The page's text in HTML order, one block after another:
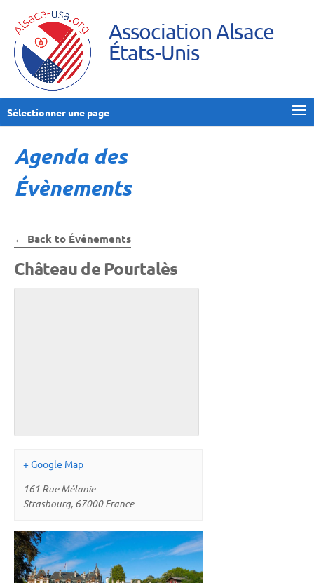
Association Alsace
États-Unis
Sélectionner une page
Agenda des
Évènements
← Back to Événements
Château de Pourtalès
+ Google Map
161 Rue Mélanie
Strasbourg, 67000 France